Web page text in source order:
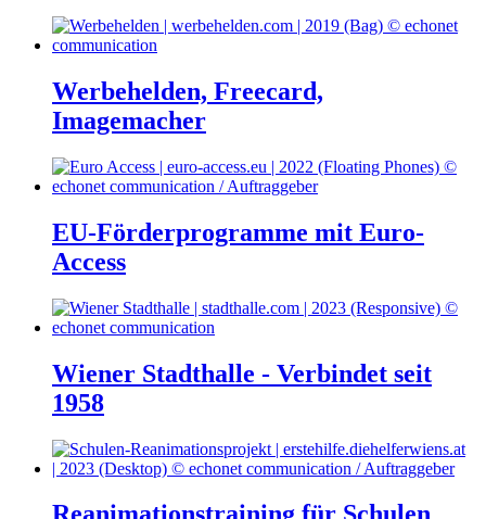
Werbehelden, Freecard,
Imagemacher
EU-Förderprogramme mit Euro-
Access
Wiener Stadthalle - Verbindet seit
1958